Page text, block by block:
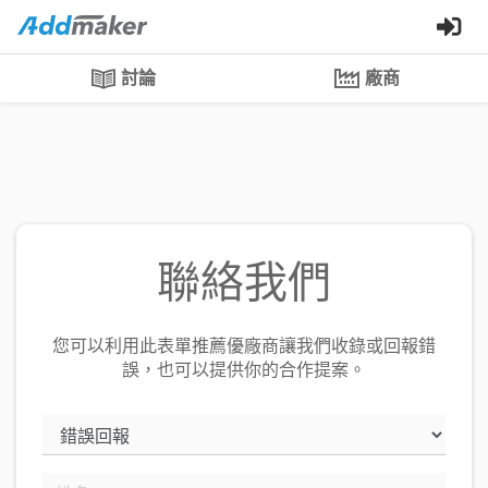
討論 廠商
聯絡我們
您可以利用此表單推薦優廠商讓我們收錄或回報錯
誤，也可以提供你的合作提案。